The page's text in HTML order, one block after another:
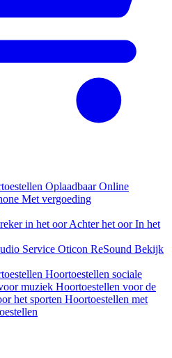
OplaadbaarOnline
Met vergoeding
in het oorAchter het oorIn het
Service Oticon ReSound Bekijk
Hoortoestellen sociale
muziek Hoortoestellen voor de
het sporten Hoortoestellen met